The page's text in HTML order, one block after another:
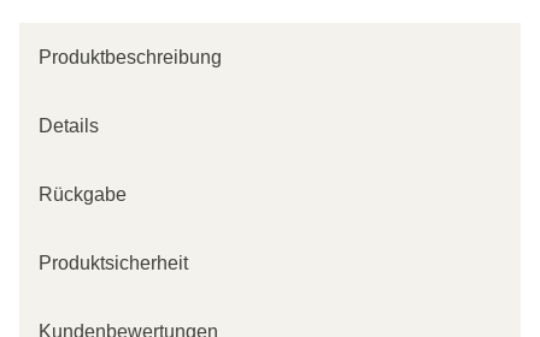
Produktbeschreibung
Details
Rückgabe
Produktsicherheit
Kundenbewertungen